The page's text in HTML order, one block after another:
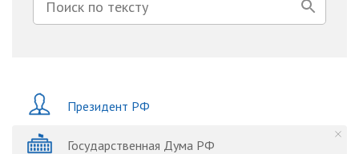
Президент РФ
Государственная Дума РФ